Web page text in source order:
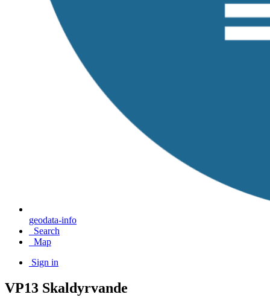
geodata-info
Search
Map
Sign in
VP13 Skaldyrvande